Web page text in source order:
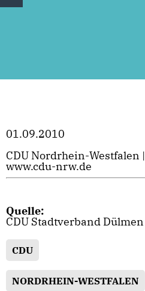
01.09.2010
CDU Nordrhein-Westfalen |
www.cdu-nrw.de
Quelle:
CDU Stadtverband Dülmen
CDU
NORDRHEIN-WESTFALEN